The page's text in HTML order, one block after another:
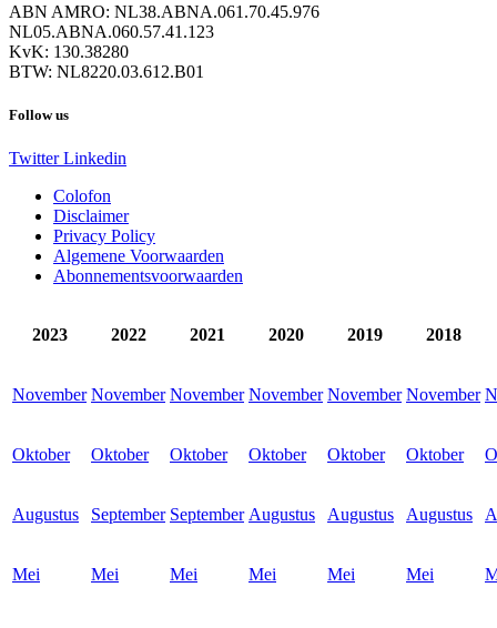
ABN AMRO: NL38.ABNA.061.70.45.976
NL05.ABNA.060.57.41.123
KvK: 130.38280
BTW: NL8220.03.612.B01
Follow us
Twitter Linkedin
Colofon
Disclaimer
Privacy Policy
Algemene Voorwaarden
Abonnementsvoorwaarden
2023 2022 2021 2020 2019 2018
November November November November November November
Oktober Oktober Oktober Oktober Oktober Oktober
Augustus September September Augustus Augustus Augustus
Mei Mei Mei Mei Mei Mei